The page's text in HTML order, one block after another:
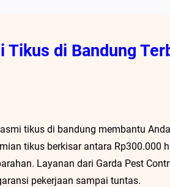
Tikus di Bandung
tikus di bandung membantu
tikus berkisar antara Rp300.000
Layanan dari Garda Pest
pekerjaan sampai tuntas.